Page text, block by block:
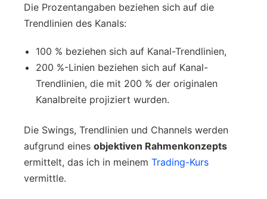
Die Prozentangaben beziehen sich auf die
Trendlinien des Kanals:
100 % beziehen sich auf Kanal-Trendlinien,
200 %-Linien beziehen sich auf Kanal-
Trendlinien, die mit 200 % der originalen
Kanalbreite projiziert wurden.
Die Swings, Trendlinien und Channels werden
aufgrund eines objektiven Rahmenkonzepts
ermittelt, das ich in meinem Trading-Kurs
vermittle.